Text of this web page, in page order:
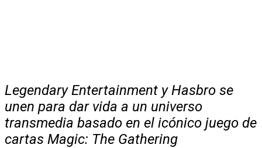
Legendary Entertainment y Hasbro se
unen para dar vida a un universo
transmedia basado en el icónico juego de
cartas Magic: The Gathering